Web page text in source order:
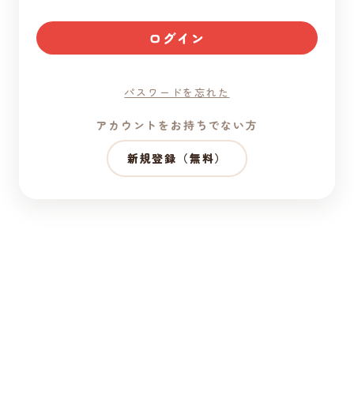
パスワードを忘れた
アカウントをお持ちでない方
新規登録（無料）